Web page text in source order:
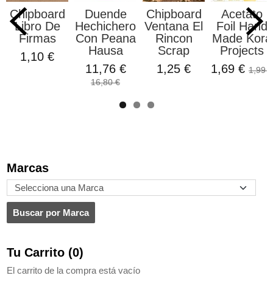
Marcas
Tu Carrito (0)
El carrito de la compra está vacío
Chipboard
Libro De
Firmas
1,10 €
Duende
Hechichero
Con Peana
Hausa
11,76 €
16,80 €
Chipboard
Ventana El
Rincon
Scrap
1,25 €
Acetato
Foil Hand
Made Kora
Projects
1,69 € 1,99 €